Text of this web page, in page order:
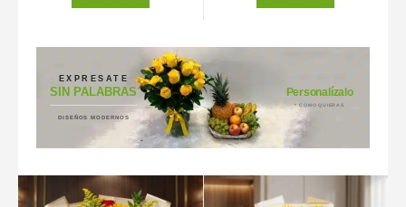
EXPRESATE
SIN PALABRAS
DISEÑOS MODERNOS
Personalízalo
* COMO QUIERAS